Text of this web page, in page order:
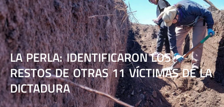
LA PERLA: IDENTIFICARON LOS
RESTOS DE OTRAS 11 VÍCTIMAS DE LA
DICTADURA